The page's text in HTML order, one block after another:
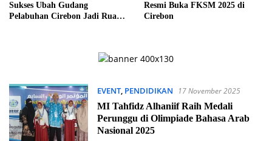
Sukses Ubah Gudang
Pelabuhan Cirebon Jadi Ruang
Resmi Buka FKSM 2025 di
Cirebon
EVENT, PENDIDIKAN
17 November 2025
MI Tahfidz Alhaniif Raih Medali
Perunggu di Olimpiade Bahasa Arab
Nasional 2025